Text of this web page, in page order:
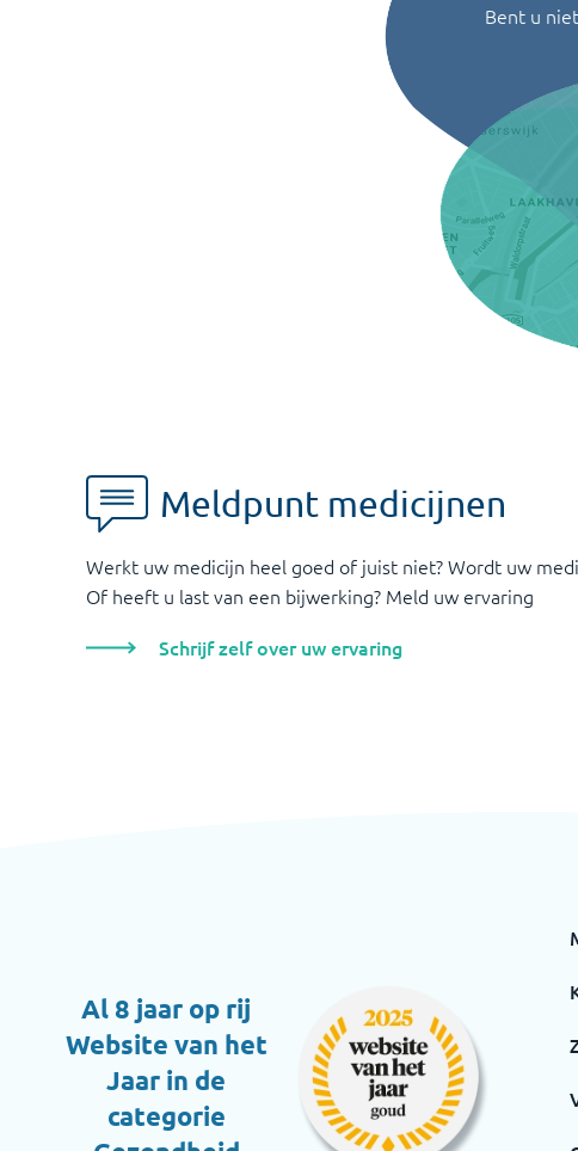
Bent u
Meldpunt medicijnen
Werkt uw medicijn heel goed of juist niet? Wordt uw
Of heeft u last van een bijwerking? Meld uw ervaring
Schrijf zelf over uw ervaring
Al 8 jaar op rij
Website van het
Jaar in de
categorie